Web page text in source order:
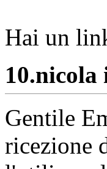
Hai un
10.nicola
Gentile
ricezione